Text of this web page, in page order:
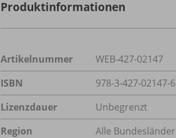
Produktinformationen
Artikelnummer
WEB-427-02147
ISBN
978-3-427-02147-6
Lizenzdauer
Unbegrenzt
Region
Alle Bundesländer